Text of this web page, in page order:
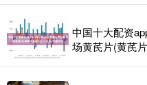
中国十大配资
场黄芪片(黄芪